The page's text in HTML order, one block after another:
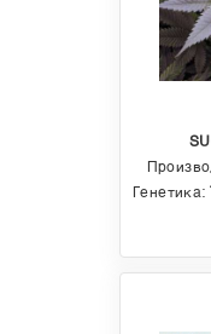
Генетика: